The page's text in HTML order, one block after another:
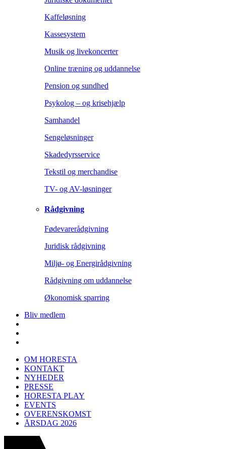
Kaffeløsning
Kassesystem
Musik og livekoncerter
Online træning og uddannelse
Pension og sundhed
Psykolog – og krisehjælp
Samhandel
Sengeløsninger
Skadedyrsservice
Tekstil og merchandise
TV- og AV-løsninger
Rådgivning
Fødevarerådgivning
Juridisk rådgivning
Miljø- og Energirådgivning
Rådgivning om uddannelse
Økonomisk sparring
Bliv medlem
OM HORESTA
KONTAKT
NYHEDER
PRESSE
HORESTA PLAY
EVENTS
OVERENSKOMST
ÅRSDAG 2026